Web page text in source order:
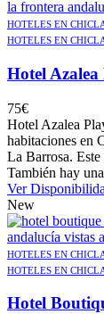
HOTELES EN
HOTELES EN
Hotel Azalea
75€
Hotel Azalea
habitaciones en
La Barrosa. Este
También hay
Ver
New
HOTELES EN
HOTELES EN
Hotel